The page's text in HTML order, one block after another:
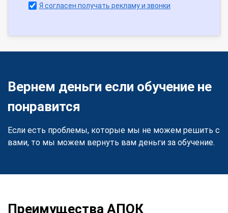
Я согласен получать рекламу и звонки
Вернем деньги если обучение не
понравится
Если есть проблемы, которые мы не можем решить с
вами, то мы можем вернуть вам деньги за обучение.
Преимущества АПОК